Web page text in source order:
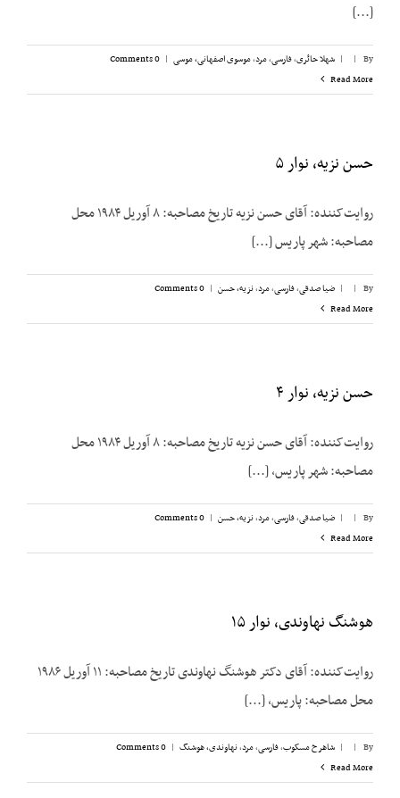
[...]
By
|
| شهلا حائری,فارسی,مرد,موسوی اصفهانی، موسی |
0 Comments
Read More
حسن نزیه، نوار ۵
روایت‌کننده: آقای حسن نزیه تاریخ مصاحبه: ۸ آوریل ۱۹۸۴ محل
مصاحبه: شهر پاریس [...]
By
|
| ضیا صدقی,فارسی,مرد,نزیه، حسن |
0 Comments
Read More
حسن نزیه، نوار ۴
روایت‌کننده: آقای حسن نزیه تاریخ مصاحبه: ۸ آوریل ۱۹۸۴ محل
مصاحبه: شهر پاریس، [...]
By
|
| ضیا صدقی,فارسی,مرد,نزیه، حسن |
0 Comments
Read More
هوشنگ نهاوندی، نوار ۱۵
روایت‌کننده: آقای دکتر هوشنگ نهاوندی تاریخ مصاحبه: ۱۱ آوریل ۱۹۸۶
محل مصاحبه: پاریس، [...]
By
|
| شاهرخ مسکوب,فارسی,مرد,نهاوندی، هوشنگ |
0 Comments
Read More